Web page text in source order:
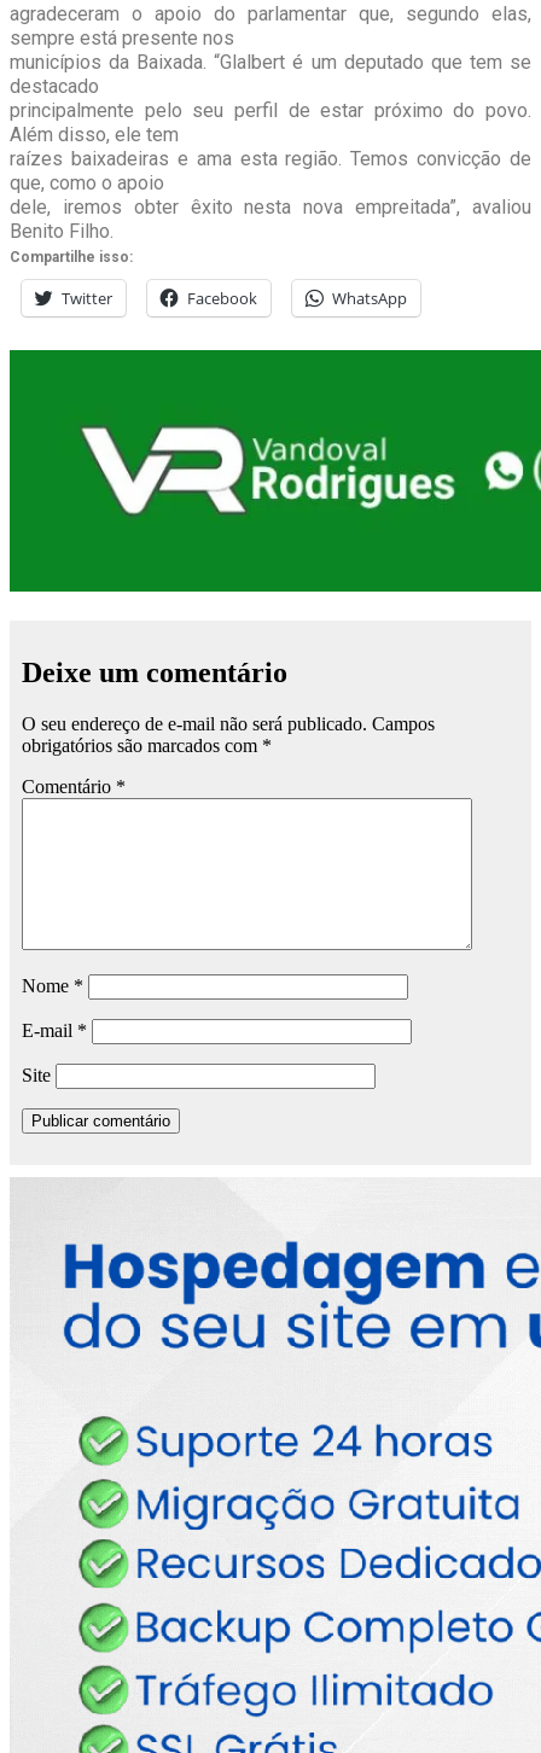
agradeceram o apoio do parlamentar que, segundo elas,
sempre está presente nos
municípios da Baixada. “Glalbert é um deputado que tem se
destacado
principalmente pelo seu perfil de estar próximo do povo.
Além disso, ele tem
raízes baixadeiras e ama esta região. Temos convicção de
que, como o apoio
dele, iremos obter êxito nesta nova empreitada”, avaliou
Benito Filho.
Compartilhe isso:
Twitter Facebook WhatsApp
Deixe um comentário
O seu endereço de e-mail não será publicado. Campos
obrigatórios são marcados com *
Comentário *
Nome *
E-mail *
Site